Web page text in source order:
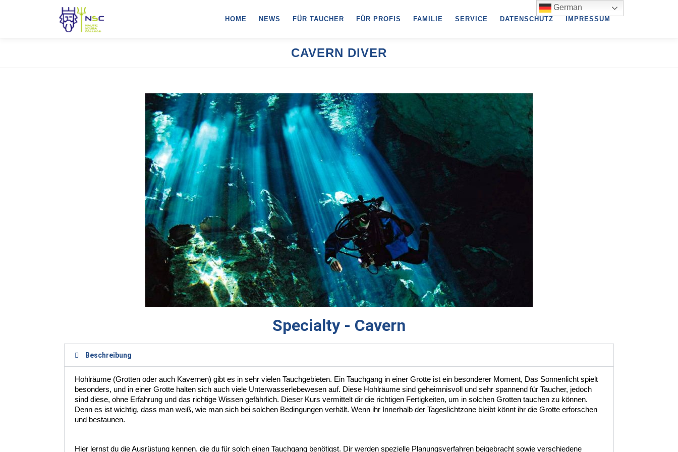
HOME NEWS FÜR TAUCHER FÜR PROFIS FAMILIE SERVICE DATENSCHUTZ IMPRESSUM
CAVERN DIVER
Specialty - Cavern
Beschreibung
Hohlräume (Grotten oder auch Kavernen) gibt es in sehr vielen Tauchgebieten. Ein Tauchgang in einer Grotte ist ein besonderer Moment, Das Sonnenlicht spielt
besonders, und in einer Grotte halten sich auch viele Unterwasserlebewesen auf. Diese Hohlräume sind geheimnisvoll und sehr spannend für Taucher, jedoch
sind diese, ohne Erfahrung und das richtige Wissen gefährlich. Dieser Kurs vermittelt dir die richtigen Fertigkeiten, um in solchen Grotten tauchen zu können.
Denn es ist wichtig, dass man weiß, wie man sich bei solchen Bedingungen verhält. Wenn ihr Innerhalb der Tageslichtzone bleibt könnt ihr die Grotte erforschen
und bestaunen.
Hier lernst du die Ausrüstung kennen, die du für solch einen Tauchgang benötigst. Dir werden spezielle Planungsverfahren beigebracht sowie verschiedene
German